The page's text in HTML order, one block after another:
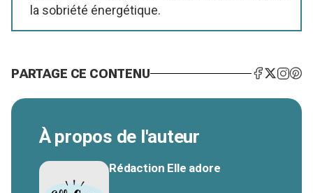
la sobriété énergétique.
PARTAGE CE CONTENU
À propos de l'auteur
Rédaction Elle adore